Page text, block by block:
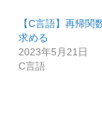
【C言語】再帰関
求める
2023年5月21日
C言語